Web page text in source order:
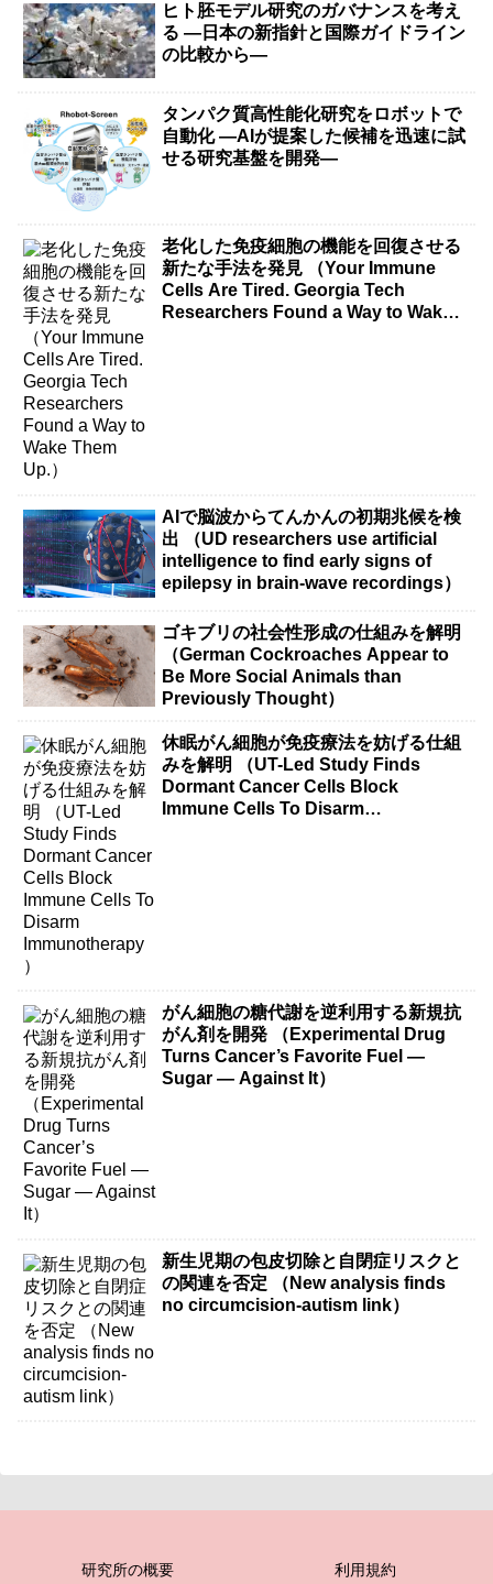
ヒト胚モデル研究のガバナンスを考え
る ―日本の新指針と国際ガイドライン
の比較から―
タンパク質高性能化研究をロボットで
自動化 ―AIが提案した候補を迅速に試
せる研究基盤を開発―
老化した免疫細胞の機能を回復させる
新たな手法を発見 （Your Immune
Cells Are Tired. Georgia Tech
Researchers Found a Way to Wake
AIで脳波からてんかんの初期兆候を検
出 （UD researchers use artificial
intelligence to find early signs of
epilepsy in brain-wave recordings）
ゴキブリの社会性形成の仕組みを解明
（German Cockroaches Appear to
Be More Social Animals than
Previously Thought）
休眠がん細胞が免疫療法を妨げる仕組
みを解明 （UT-Led Study Finds
Dormant Cancer Cells Block
Immune Cells To Disarm
がん細胞の糖代謝を逆利用する新規抗
がん剤を開発 （Experimental Drug
Turns Cancer’s Favorite Fuel —
Sugar — Against It）
新生児期の包皮切除と自閉症リスクと
の関連を否定 （New analysis finds
no circumcision-autism link）
研究所の概要 利用規約